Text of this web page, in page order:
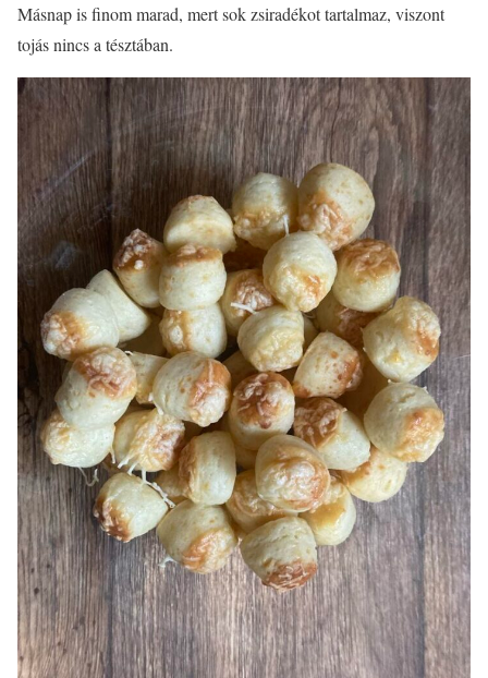
Másnap is finom marad, mert sok zsiradékot tartalmaz, viszont
tojás nincs a tésztában.